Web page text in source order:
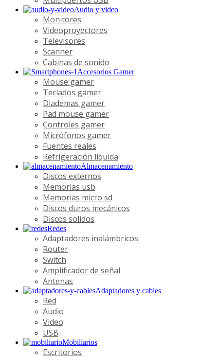
Audio y video
Monitores
Videoproyectores
Televisores
Scanner
Cabinas de sonido
Accesorios Gamer
Mouse gamer
Teclados gamer
Diademas gamer
Pad mouse gamer
Controles gamer
Micrófonos gamer
Fuentes reales
Refrigeración líquida
Almacenamiento
Discos externos
Memorias usb
Memorias micro sd
Discos duros mecánicos
Discos solidos
Redes
Adaptadores inalámbricos
Router
Switch
Amplificador de señal
Antenas
Adaptadores y cables
Red
Audio
Video
USB
Mobiliarios
Escritorios